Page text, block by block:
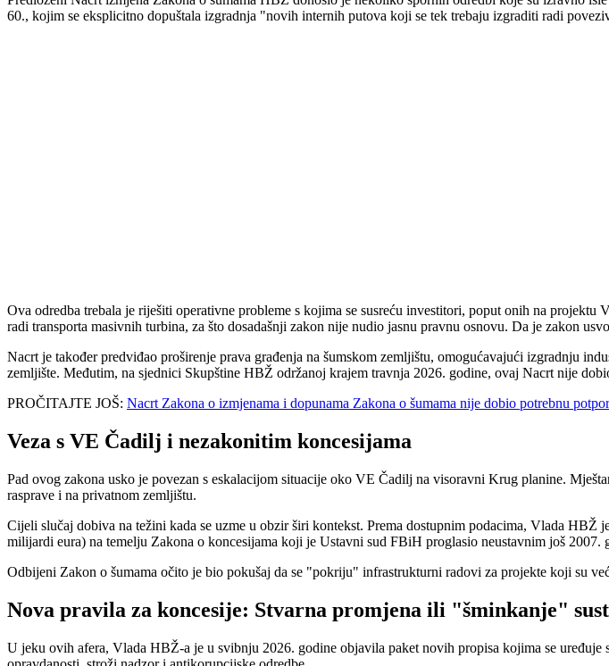
60., kojim se eksplicitno dopuštala izgradnja "novih internih putova koji se tek trebaju izgraditi radi
Ova odredba trebala je riješiti operativne probleme s kojima se susreću investitori, poput onih na
radi transporta masivnih turbina, za što dosadašnji zakon nije nudio jasnu pravnu osnovu. Da je zakon
Nacrt je također predviđao proširenje prava građenja na šumskom zemljištu, omogućavajući izgradnju
zemljište. Međutim, na sjednici Skupštine HBŽ održanoj krajem travnja 2026. godine, ovaj Nacrt nije
PROČITAJTE JOŠ: Nacrt Zakona o izmjenama i dopunama Zakona o šumama nije dobio potrebnu
Veza s VE Čadilj i nezakonitim koncesijama
Pad ovog zakona usko je povezan s eskalacijom situacije oko VE Čadilj na visoravni Krug planine.
rasprave i na privatnom zemljištu.
Cijeli slučaj dobiva na težini kada se uzme u obzir širi kontekst. Prema dostupnim podacima, Vlada
milijardi eura) na temelju Zakona o koncesijama koji je Ustavni sud FBiH proglasio neustavnim još
Odbijeni Zakon o šumama očito je bio pokušaj da se "pokriju" infrastrukturni radovi za projekte koji su
Nova pravila za koncesije: Stvarna promjena ili "šminkanje"
U jeku ovih afera, Vlada HBŽ-a je u svibnju 2026. godine objavila paket novih propisa kojima se